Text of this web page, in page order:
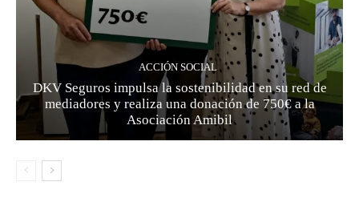
ACCIÓN SOCIAL
DKV Seguros impulsa la sostenibilidad en su red de
mediadores y realiza una donación de 750€ a la
Asociación Amibil